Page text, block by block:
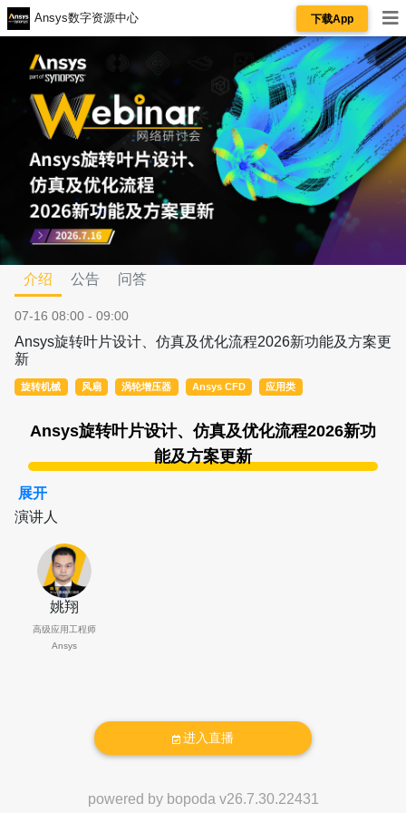
Ansys数字资源中心 下载App
进入直播
介绍 公告 问答
07-16 08:00 - 09:00
Ansys旋转叶片设计、仿真及优化流程2026新功能及方案更
新
旋转机械 风扇 涡轮增压器 Ansys CFD 应用类
Ansys旋转叶片设计、仿真及优化流程2026新功
能及方案更新
内容简介：
本次Webinar主要介绍Ansys CFD 2026R1最新版本在
旋转叶片设计、优化和仿真领域的重要更新，同时展示
Ansys CFD产品在冷却风扇、飞行器旋翼和其他旋转机
械叶片气动及气动噪声设计优化领域的最新案例和解决
方案。基于全面提升后的旋转叶片设计、仿真和优化解
决方案，用户可更加方便、快捷的应对各类旋转叶片气
姚翔，Ansys高级应用工程师
展开
演讲人
姚翔
高级应用工程师
Ansys
powered by bopoda v26.7.30.22431